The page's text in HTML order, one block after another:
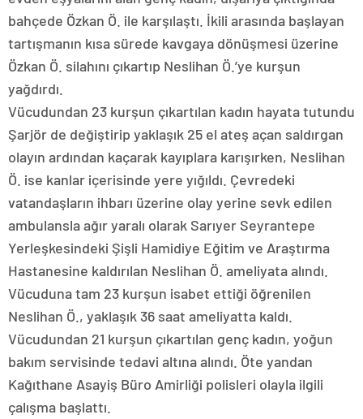
bahçede Özkan Ö. ile karşılaştı. İkili arasında başlayan
tartışmanın kısa sürede kavgaya dönüşmesi üzerine
Özkan Ö. silahını çıkartıp Neslihan Ö.’ye kurşun
yağdırdı.
Vücudundan 23 kurşun çıkartılan kadın hayata tutundu
Şarjör de değiştirip yaklaşık 25 el ateş açan saldırgan
olayın ardından kaçarak kayıplara karışırken, Neslihan
Ö. ise kanlar içerisinde yere yığıldı. Çevredeki
vatandaşların ihbarı üzerine olay yerine sevk edilen
ambulansla ağır yaralı olarak Sarıyer Seyrantepe
Yerleşkesindeki Şişli Hamidiye Eğitim ve Araştırma
Hastanesine kaldırılan Neslihan Ö. ameliyata alındı.
Vücuduna tam 23 kurşun isabet ettiği öğrenilen
Neslihan Ö., yaklaşık 36 saat ameliyatta kaldı.
Vücudundan 21 kurşun çıkartılan genç kadın, yoğun
bakım servisinde tedavi altına alındı. Öte yandan
Kağıthane Asayiş Büro Amirliği polisleri olayla ilgili
çalışma başlattı.